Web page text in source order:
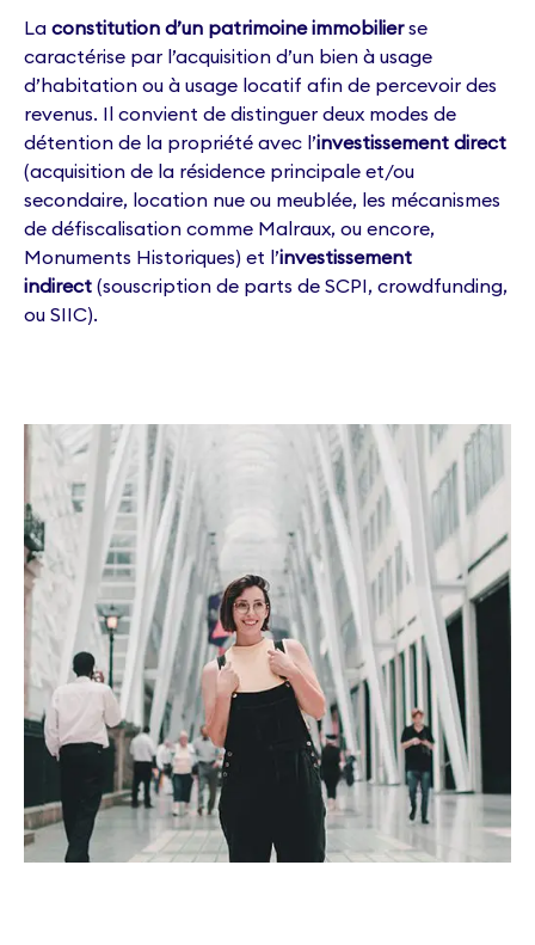
La constitution d’un patrimoine immobilierse
caractérise par l’acquisition d’un bien à usage
d’habitation ou à usage locatif afin de percevoir des
revenus. Il convient de distinguer deux modes de
détention de la propriété avec l’investissement direct
(acquisition de la résidence principale et/ou
secondaire, location nue ou meublée, les mécanismes
de défiscalisation comme Malraux, ou encore,
Monuments Historiques) et l’investissement
indirect (souscription de parts de SCPI, crowdfunding,
ou SIIC).